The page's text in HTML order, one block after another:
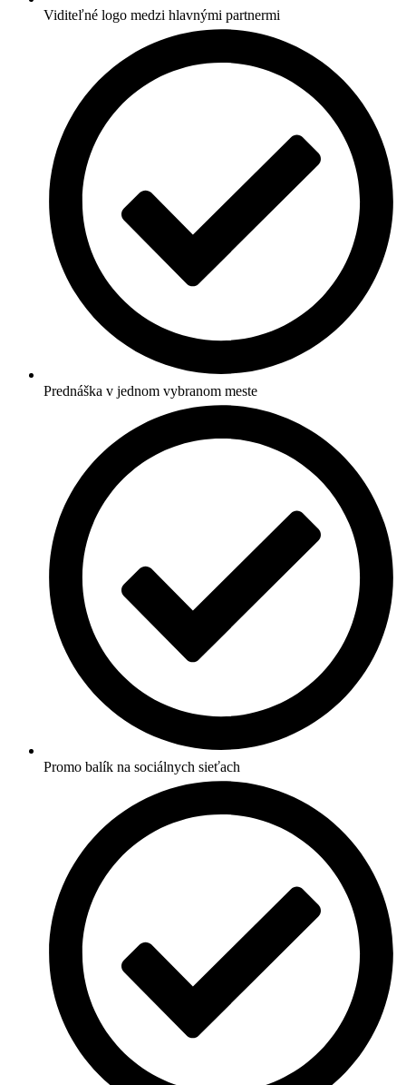
Viditeľné logo medzi hlavnými partnermi
Prednáška v jednom vybranom meste
Promo balík na sociálnych sieťach